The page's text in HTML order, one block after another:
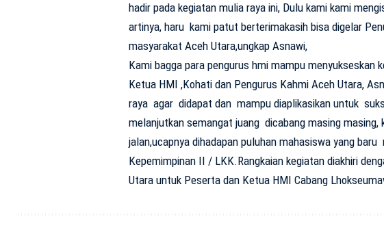
hadir pada kegiatan mulia raya ini, Dulu kami kami
artinya, haru kami patut berterimakasih bisa digelar
masyarakat Aceh Utara,ungkap Asnawi,
Kami bagga para pengurus hmi mampu
Ketua HMI ,Kohati dan Pengurus Kahmi Aceh Utara,
raya agar didapat dan mampu diaplikasikan untuk
melanjutkan semangat juang dicabang masing
jalan,ucapnya dihadapan puluhan mahasiswa yang
Kepemimpinan II / LKK.Rangkaian kegiatan diakhiri
Utara untuk Peserta dan Ketua HMI Cabang